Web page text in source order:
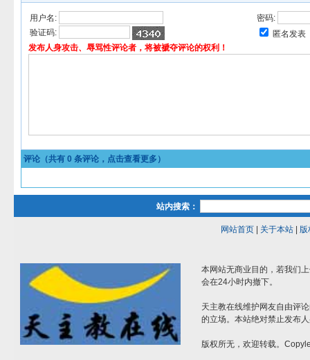
用户名:
密码:
验证码:
匿名发表
发布人身攻击、辱骂性评论者，将被褫夺评论的权利！
评论（共有 0 条评论，点击查看更多）
站内搜索：
网站首页| 关于本站| 版
本网站无商业目的，若我们
会在24小时内撤下。
天主教在线维护网友自由评
的立场。本站绝对禁止发布
版权所无，欢迎转载。